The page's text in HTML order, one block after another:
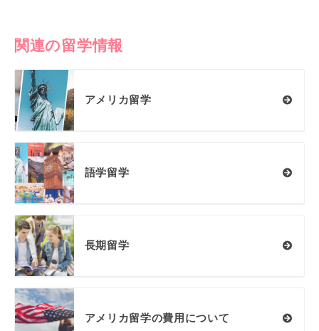
関連の留学情報
アメリカ留学
語学留学
長期留学
アメリカ留学の費用について